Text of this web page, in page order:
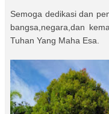
Semoga dedikasi dan
bangsa,negara,dan
Tuhan Yang Maha Esa.